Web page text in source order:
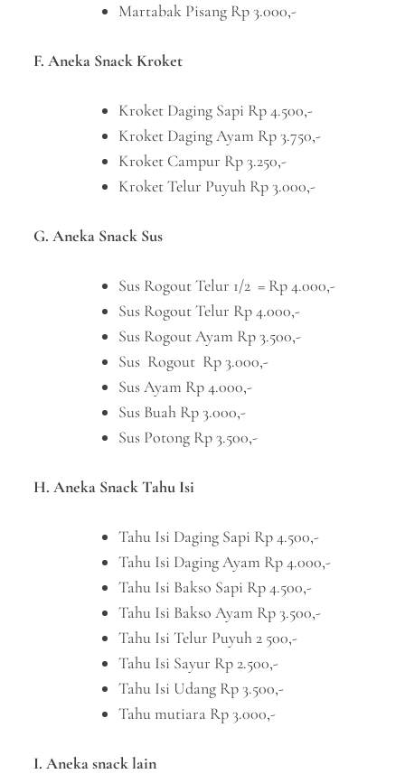
Martabak Pisang Rp 3.000,-
F. Aneka Snack Kroket
Kroket Daging Sapi Rp 4.500,-
Kroket Daging Ayam Rp 3.750,-
Kroket Campur Rp 3.250,-
Kroket Telur Puyuh Rp 3.000,-
G. Aneka Snack Sus
Sus Rogout Telur 1/2 = Rp 4.000,-
Sus Rogout Telur Rp 4.000,-
Sus Rogout Ayam Rp 3.500,-
Sus Rogout Rp 3.000,-
Sus Ayam Rp 4.000,-
Sus Buah Rp 3.000,-
Sus Potong Rp 3.500,-
H. Aneka Snack Tahu Isi
Tahu Isi Daging Sapi Rp 4.500,-
Tahu Isi Daging Ayam Rp 4.000,-
Tahu Isi Bakso Sapi Rp 4.500,-
Tahu Isi Bakso Ayam Rp 3.500,-
Tahu Isi Telur Puyuh 2 500,-
Tahu Isi Sayur Rp 2.500,-
Tahu Isi Udang Rp 3.500,-
Tahu mutiara Rp 3.000,-
I. Aneka snack lain